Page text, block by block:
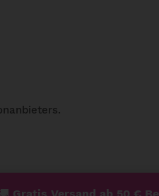
Gratis Versand ab 50 €